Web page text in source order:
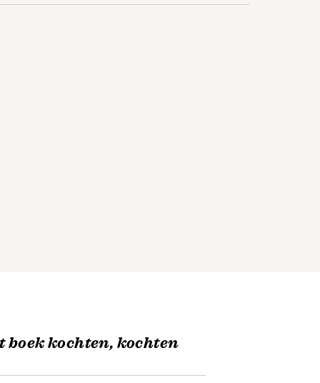
boek kochten, kochten